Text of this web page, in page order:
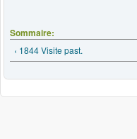
Sommaire:
‹ 1844 Visite past.